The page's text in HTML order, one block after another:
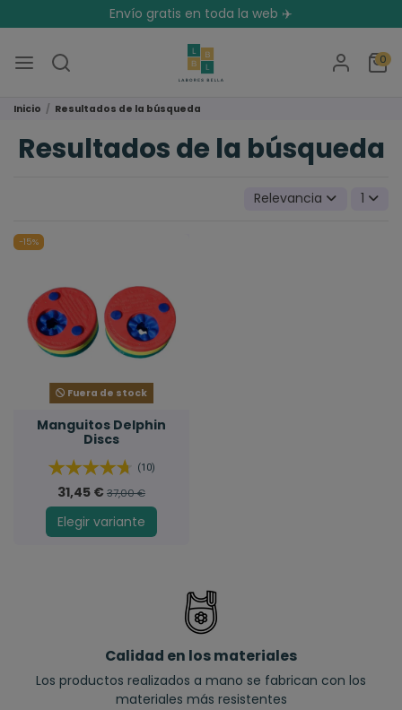
Envío gratis en toda la web ✈️
0
Inicio Resultados de la búsqueda
Resultados de la búsqueda
Relevancia 1
-15%
Fuera de stock
Manguitos Delphin
Discs
(10)
31,45 € 37,00 €
Elegir variante
Calidad en los materiales
Los productos realizados a mano se fabrican con los
materiales más resistentes